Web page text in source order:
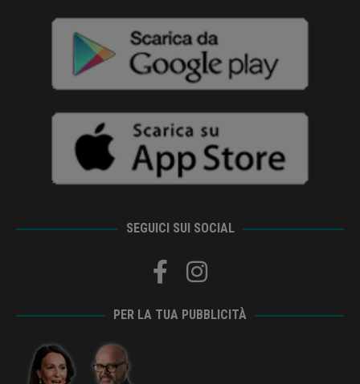
SEGUICI SUI SOCIAL
PER LA TUA PUBBLICITÀ